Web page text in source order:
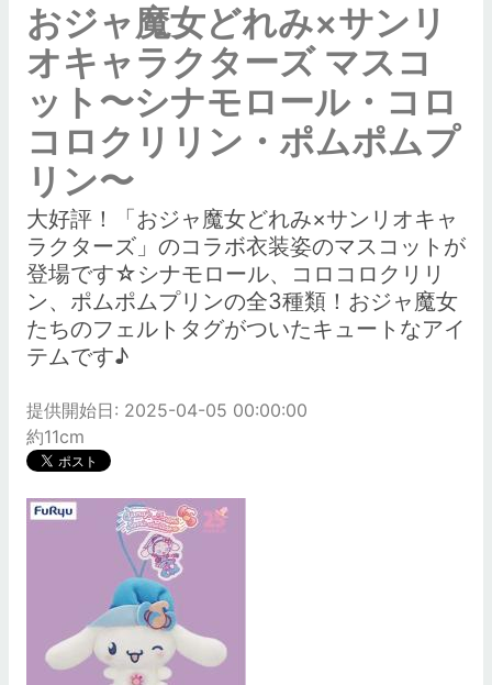
おジャ魔女どれみ×サンリ
オキャラクターズ マスコ
ット〜シナモロール・コロ
コロクリリン・ポムポムプ
リン〜
大好評！「おジャ魔女どれみ×サンリオキャ
ラクターズ」のコラボ衣装姿のマスコットが
登場です☆シナモロール、コロコロクリリ
ン、ポムポムプリンの全3種類！おジャ魔女
たちのフェルトタグがついたキュートなアイ
テムです♪
提供開始日: 2025-04-05 00:00:00
約11cm